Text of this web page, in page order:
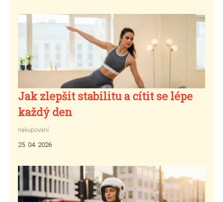
Jak zlepšit stabilitu a cítit se lépe
každý den
nakupování
25. 04. 2026